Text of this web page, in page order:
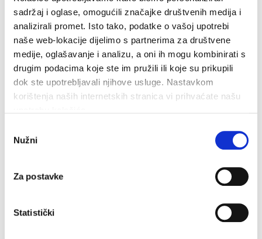
sadržaj i oglase, omogućili značajke društvenih medija i
analizirali promet. Isto tako, podatke o vašoj upotrebi
naše web-lokacije dijelimo s partnerima za društvene
medije, oglašavanje i analizu, a oni ih mogu kombinirati s
drugim podacima koje ste im pružili ili koje su prikupili
dok ste upotrebljavali njihove usluge. Nastavkom
korištenja naših internetskih stranica vi prihvaćate našu
pristanka
Nužni
Za postavke
Statistički
Dan pobjede i domovinske zahvalnosti i Dan hrvatskih
branitelja: Program obilježavanja u Makarskoj
4. kolovoza 2026.